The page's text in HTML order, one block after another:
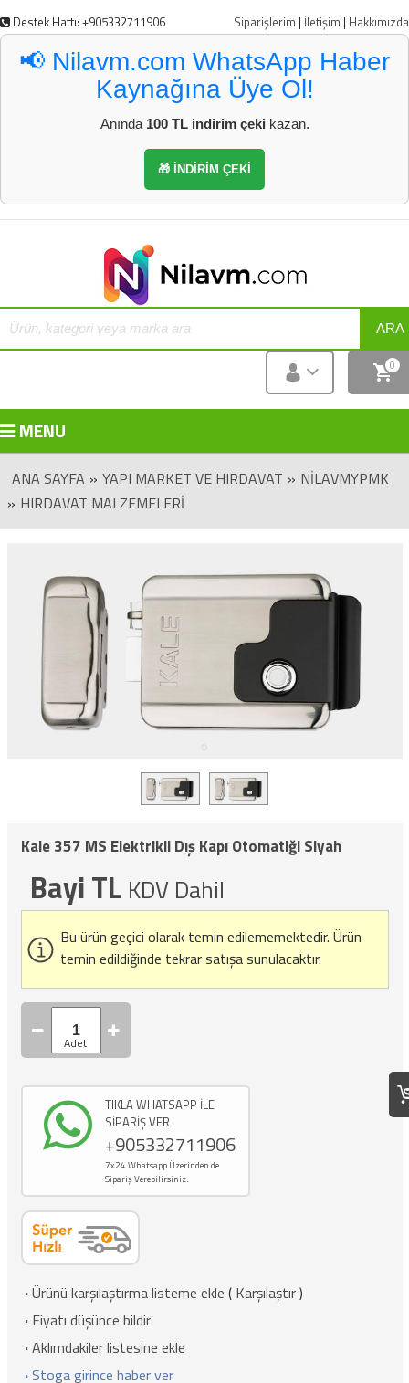
Destek Hattı: +905332711906 Siparişlerim | İletişim | Hakkımızda
📢 Nilavm.com WhatsApp Haber
Kaynağına Üye Ol!
Anında 100 TL indirim çeki kazan.
🎁 İNDİRİM ÇEKİ
ARA
0
MENU
ANA SAYFA » YAPI MARKET VE HIRDAVAT » NILAVMYPMK
» HIRDAVAT MALZEMELERI
Kale 357 MS Elektrikli Dış Kapı Otomatiği Siyah
Bayi TL KDV Dahil
Bu ürün geçici olarak temin edilememektedir. Ürün
temin edildiğinde tekrar satışa sunulacaktır.
TIKLA WHATSAPP İLE
SİPARİŞ VER
+905332711906
7x24 Whatsapp Üzerinden de
Sipariş Verebilirsiniz.
·Ürünü karşılaştırma listeme ekle ( Karşılaştır)
· Fiyatı düşünce bildir
·Aklımdakiler listesine ekle
· Stoga girince haber ver